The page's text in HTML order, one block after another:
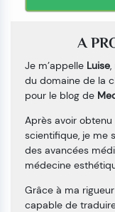
A
Je m’appelle Luise
du domaine de la
pour le blog de
Après avoir
scientifique, je me
des avancées
médecine
Grâce à ma
capable de